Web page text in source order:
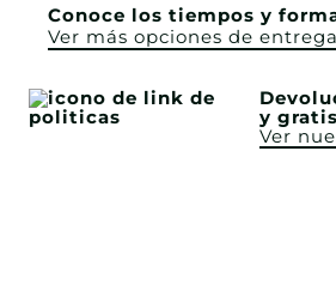
Conoce los tiempos y
Ver más opciones de entrega
y
Ver